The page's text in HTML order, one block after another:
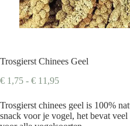
Trosgierst Chinees Geel
€ 1,75 - € 11,95Prijsklasse:
€ 11,95
Trosgierst chinees geel is 100%
snack voor je vogel, het bevat